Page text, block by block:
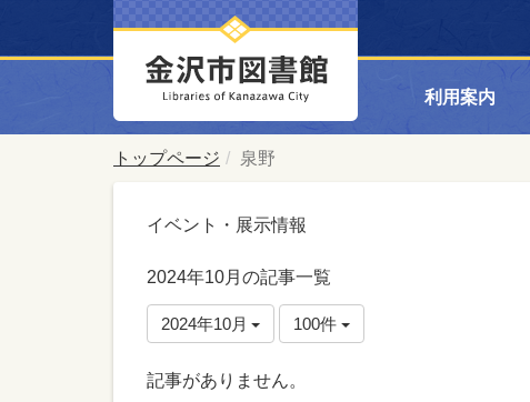
利用案内
トップページ 泉野
イベント・展示情報
2024年10月の記事一覧
2024年10月 100件
記事がありません。